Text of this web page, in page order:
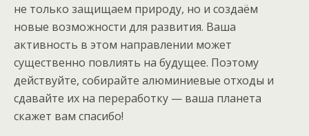
не только защищаем природу, но и создаём
новые возможности для развития. Ваша
активность в этом направлении может
существенно повлиять на будущее. Поэтому
действуйте, собирайте алюминиевые отходы и
сдавайте их на переработку — ваша планета
скажет вам спасибо!